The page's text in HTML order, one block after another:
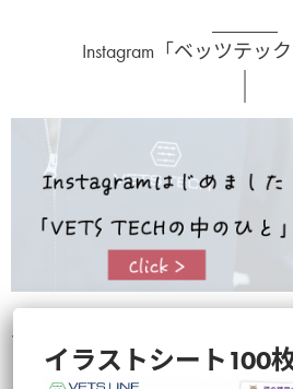
Instagram「ベッツテッ
VETS TECHの中のひとらが撮影・企画の
ります！
イラストシート100